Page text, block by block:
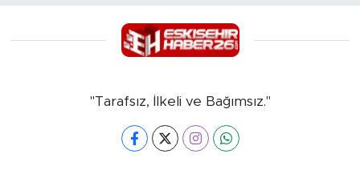
"Tarafsız, İlkeli ve Bağımsız."